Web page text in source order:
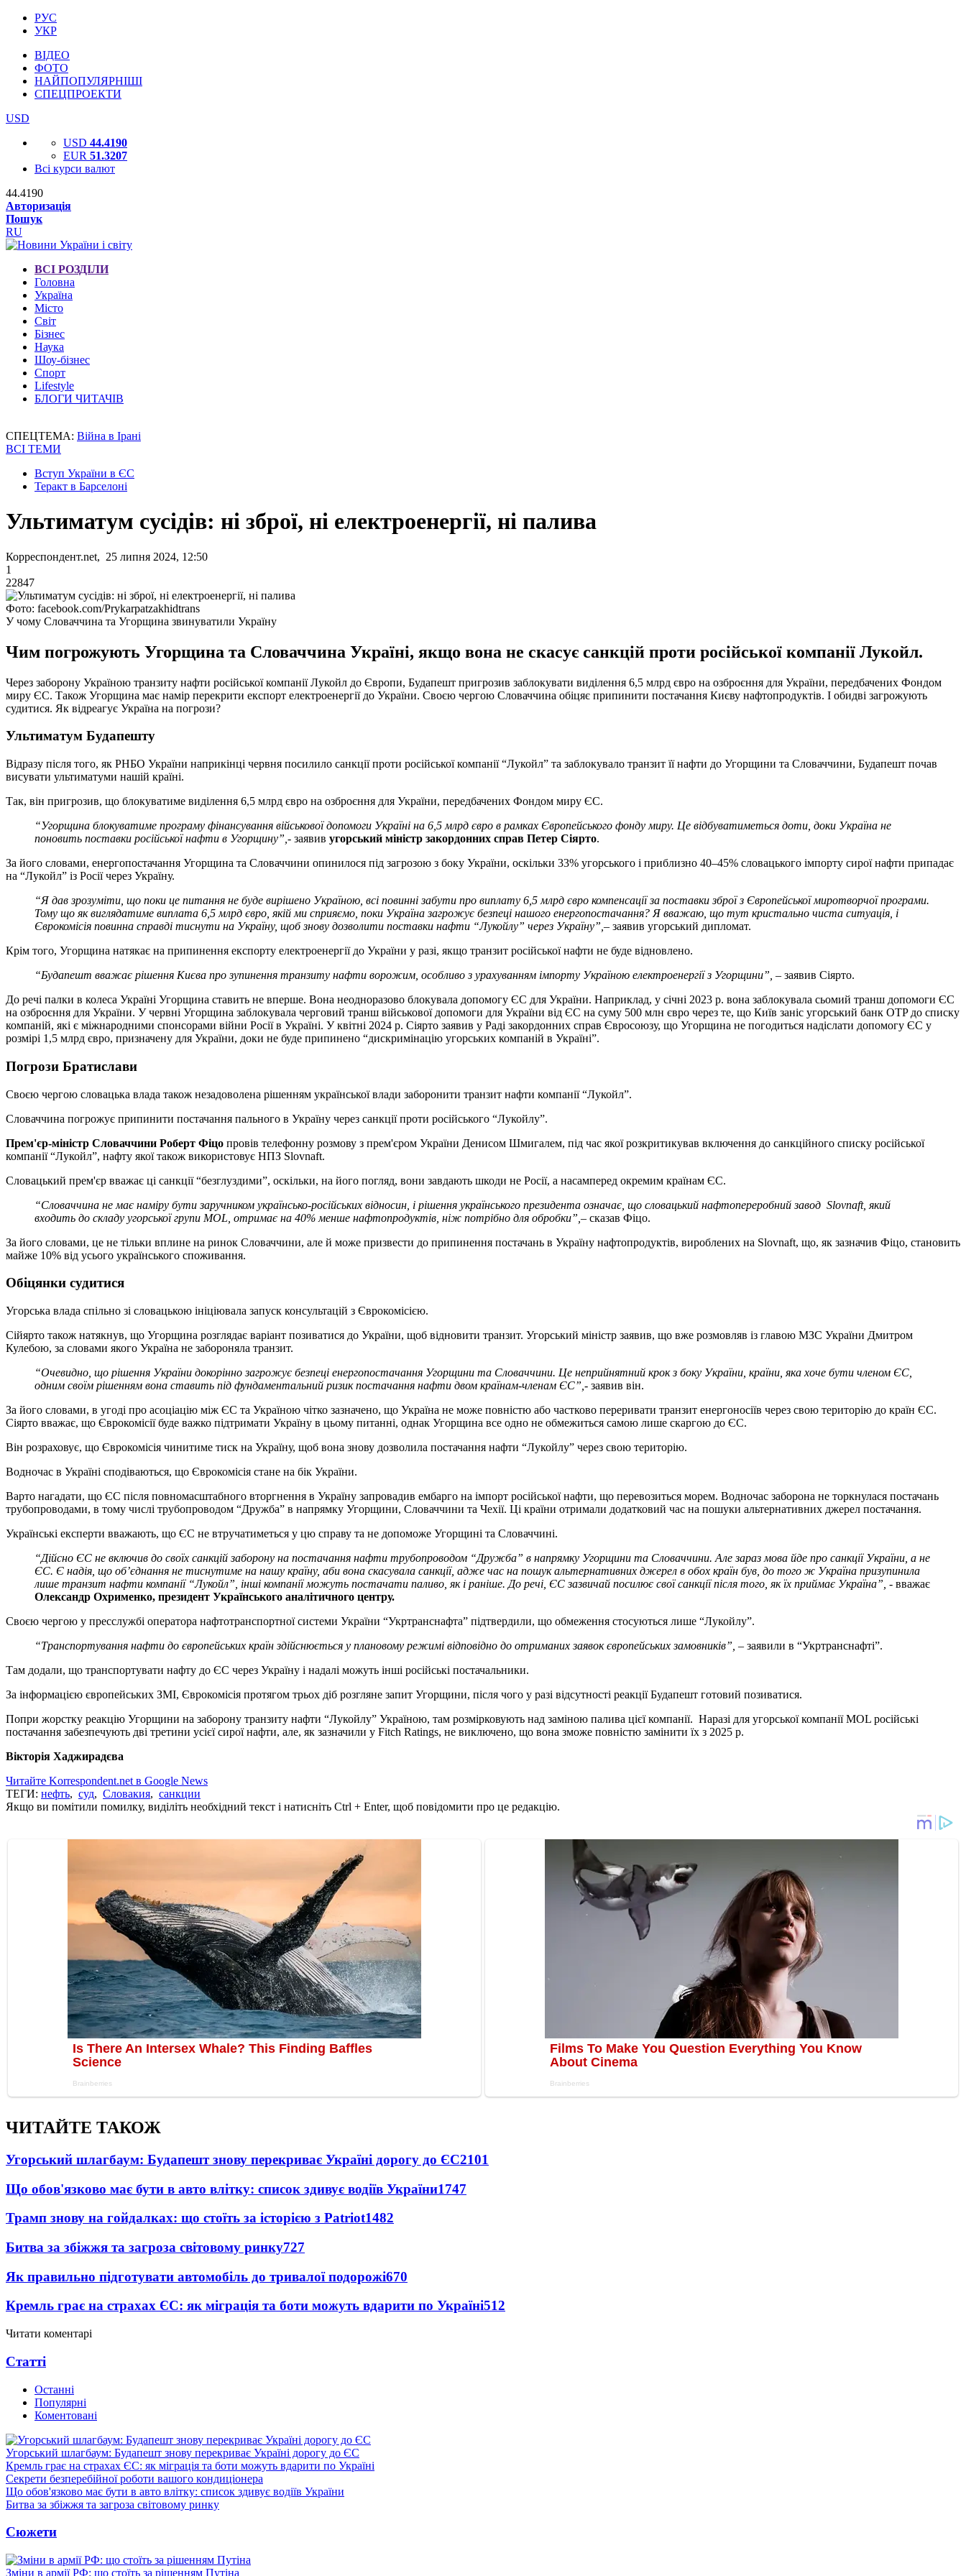
РУС
УКР
ВІДЕО
ФОТО
НАЙПОПУЛЯРНІШІ
СПЕЦПРОЕКТИ
USD
USD 44.4190
EUR 51.3207
Всі курси валют
44.4190
Авторизація
Пошук
RU
ВСІ РОЗДІЛИ
Головна
Україна
Місто
Світ
Бізнес
Наука
Шоу-бізнес
Спорт
Lifestyle
БЛОГИ ЧИТАЧІВ
СПЕЦТЕМА: Війна в Ірані
ВСІ ТЕМИ
Вступ України в ЄС
Теракт в Барселоні
Ультиматум сусідів: ні зброї, ні електроенергії, ні палива
Корреспондент.net, 25 липня 2024, 12:50
1
22847
Фото: facebook.com/Prykarpatzakhidtrans
У чому Словаччина та Угорщина звинуватили Україну
Чим погрожують Угорщина та Словаччина Україні, якщо вона не скасує санкцій проти російської компанії Лукойл.
Через заборону Україною транзиту нафти російської компанії Лукойл до Європи, Будапешт пригрозив заблокувати виділення 6,5 млрд євро на озброєння для України, передбачених Фондом
миру ЄС. Також Угорщина має намір перекрити експорт електроенергії до України. Своєю чергою Словаччина обіцяє припинити постачання Києву нафтопродуктів. І обидві загрожують
судитися. Як відреагує Україна на погрози?
Ультиматум Будапешту
Відразу після того, як РНБО України наприкінці червня посилило санкції проти російської компанії “Лукойл” та заблокувало транзит її нафти до Угорщини та Словаччини, Будапешт почав
висувати ультиматуми нашій країні.
Так, він пригрозив, що блокуватиме виділення 6,5 млрд євро на озброєння для України, передбачених Фондом миру ЄС.
“Угорщина блокуватиме програму фінансування військової допомоги Україні на 6,5 млрд євро в рамках Європейського фонду миру. Це відбуватиметься доти, доки Україна не
поновить поставки російської нафти в Угорщину”, - заявив угорський міністр закордонних справ Петер Сіярто.
За його словами, енергопостачання Угорщина та Словаччини опинилося під загрозою з боку України, оскільки 33% угорського і приблизно 40–45% словацького імпорту сирої нафти припадає
на “Лукойл” із Росії через Україну.
“Я дав зрозуміти, що поки це питання не буде вирішено Україною, всі повинні забути про виплату 6,5 млрд євро компенсації за поставки зброї з Європейської миротворчої програми.
Тому що як виглядатиме виплата 6,5 млрд євро, якій ми сприяємо, поки Україна загрожує безпеці нашого енергопостачання? Я вважаю, що тут кристально чиста ситуація, і
Єврокомісія повинна справді тиснути на Україну, щоб знову дозволити поставки нафти “Лукойлу” через Україну”, – заявив угорський дипломат.
Крім того, Угорщина натякає на припинення експорту електроенергії до України у разі, якщо транзит російської нафти не буде відновлено.
“Будапешт вважає рішення Києва про зупинення транзиту нафти ворожим, особливо з урахуванням імпорту Україною електроенергії з Угорщини”, – заявив Сіярто.
До речі палки в колеса Україні Угорщина ставить не вперше. Вона неодноразово блокувала допомогу ЄС для України. Наприклад, у січні 2023 р. вона заблокувала сьомий транш допомоги ЄС
на озброєння для України. У червні Угорщина заблокувала черговий транш військової допомоги для України від ЄС на суму 500 млн євро через те, що Київ заніс угорський банк OTP до списку
компаній, які є міжнародними спонсорами війни Росії в Україні. У квітні 2024 р. Сіярто заявив у Раді закордонних справ Євросоюзу, що Угорщина не погодиться надіслати допомогу ЄС у
розмірі 1,5 млрд євро, призначену для України, доки не буде припинено “дискримінацію угорських компаній в Україні”.
Погрози Братислави
Своєю чергою словацька влада також незадоволена рішенням української влади заборонити транзит нафти компанії “Лукойл”.
Словаччина погрожує припинити постачання пального в Україну через санкції проти російського “Лукойлу”.
Прем'єр-міністр Словаччини Роберт Фіцо провів телефонну розмову з прем'єром України Денисом Шмигалем, під час якої розкритикував включення до санкційного списку російської
компанії “Лукойл”, нафту якої також використовує НПЗ Slovnaft.
Словацький прем'єр вважає ці санкції “безглуздими”, оскільки, на його погляд, вони завдають шкоди не Росії, а насамперед окремим країнам ЄС.
“Словаччина не має наміру бути заручником українсько-російських відносин, і рішення українського президента означає, що словацький нафтопереробний завод Slovnaft, який
входить до складу угорської групи MOL, отримає на 40% менше нафтопродуктів, ніж потрібно для обробки”, – сказав Фіцо.
За його словами, це не тільки вплине на ринок Словаччини, але й може призвести до припинення постачань в Україну нафтопродуктів, вироблених на Slovnaft, що, як зазначив Фіцо, становить
майже 10% від усього українського споживання.
Обіцянки судитися
Угорська влада спільно зі словацькою ініціювала запуск консультацій з Єврокомісією.
Сійярто також натякнув, що Угорщина розглядає варіант позиватися до України, щоб відновити транзит. Угорський міністр заявив, що вже розмовляв із главою МЗС України Дмитром
Кулебою, за словами якого Україна не забороняла транзит.
“Очевидно, що рішення України докорінно загрожує безпеці енергопостачання Угорщини та Словаччини. Це неприйнятний крок з боку України, країни, яка хоче бути членом ЄС
одним своїм рішенням вона ставить під фундаментальний ризик постачання нафти двом країнам-членам ЄС”, - заявив він.
За його словами, в угоді про асоціацію між ЄС та Україною чітко зазначено, що Україна не може повністю або частково переривати транзит енергоносіїв через свою територію до країн ЄС.
Сіярто вважає, що Єврокомісії буде важко підтримати Україну в цьому питанні, однак Угорщина все одно не обмежиться самою лише скаргою до ЄС.
Він розраховує, що Єврокомісія чинитиме тиск на Україну, щоб вона знову дозволила постачання нафти “Лукойлу” через свою територію.
Водночас в Україні сподіваються, що Єврокомісія стане на бік України.
Варто нагадати, що ЄС після повномасштабного вторгнення в Україну запровадив ембарго на імпорт російської нафти, що перевозиться морем. Водночас заборона не торкнулася постачань
трубопроводами, в тому числі трубопроводом “Дружба” в напрямку Угорщини, Словаччини та Чехії. Ці країни отримали додатковий час на пошуки альтернативних джерел постачання.
Українські експерти вважають, що ЄС не втручатиметься у цю справу та не допоможе Угорщині та Словаччині.
“Дійсно ЄС не включив до своїх санкцій заборону на постачання нафти трубопроводом “Дружба” в напрямку Угорщини та Словаччини. Але зараз мова йде про санкції України, а не
ЄС. Є надія, що об’єднання не тиснутиме на нашу країну, аби вона скасувала санкції, адже час на пошук альтернативних джерел в обох країн був, до того ж Україна призупинила
лише транзит нафти компанії “Лукойл”, інші компанії можуть постачати паливо, як і раніше. До речі, ЄС зазвичай посилює свої санкції після того, як їх приймає Україна”, - вважає
Олександр Охрименко, президент Українського аналітичного центру.
Своєю чергою у пресслужбі оператора нафтотранспортної системи України “Укртранснафта” підтвердили, що обмеження стосуються лише “Лукойлу”.
“Транспортування нафти до європейських країн здійснюється у плановому режимі відповідно до отриманих заявок європейських замовників”, – заявили в “Укртранснафті”.
Там додали, що транспортувати нафту до ЄС через Україну і надалі можуть інші російські постачальники.
За інформацією європейських ЗМІ, Єврокомісія протягом трьох діб розгляне запит Угорщини, після чого у разі відсутності реакції Будапешт готовий позиватися.
Попри жорстку реакцію Угорщини на заборону транзиту нафти “Лукойлу” Україною, там розмірковують над заміною палива цієї компанії. Наразі для угорської компанії MOL російські
постачання забезпечують дві третини усієї сирої нафти, але, як зазначили у Fitch Ratings, не виключено, що вона зможе повністю замінити їх з 2025 р.
Вікторія Хаджирадєва
Читайте Korrespondent.net в Google News
ТЕГИ: нефть, суд, Словакия, санкции
Якщо ви помітили помилку, виділіть необхідний текст і натисніть Ctrl + Enter, щоб повідомити про це редакцію.
ЧИТАЙТЕ ТАКОЖ
Угорський шлагбаум: Будапешт знову перекриває Україні дорогу до ЄС2101
Що обов'язково має бути в авто влітку: список здивує водіїв України1747
Трамп знову на гойдалках: що стоїть за історією з Patriot1482
Битва за збіжжя та загроза світовому ринку727
Як правильно підготувати автомобіль до тривалої подорожі670
Кремль грає на страхах ЄС: як міграція та боти можуть вдарити по Україні512
Читати коментарі
Статті
Останні
Популярні
Коментовані
Угорський шлагбаум: Будапешт знову перекриває Україні дорогу до ЄС
Кремль грає на страхах ЄС: як міграція та боти можуть вдарити по Україні
Секрети безперебійної роботи вашого кондиціонера
Що обов'язково має бути в авто влітку: список здивує водіїв України
Битва за збіжжя та загроза світовому ринку
Сюжети
Зміни в армії РФ: що стоїть за рішенням Путіна